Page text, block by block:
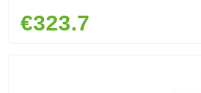
€323.7